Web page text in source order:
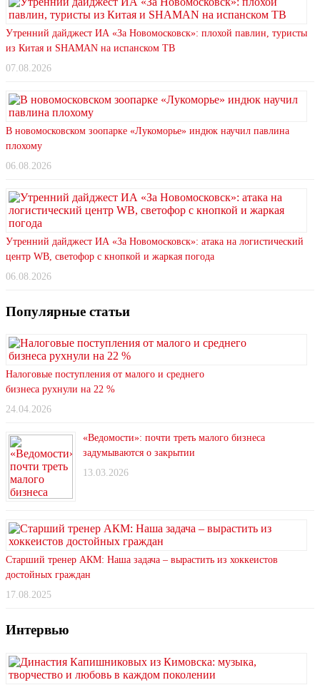
Утренний дайджест ИА «За Новомосковск»: плохой павлин, туристы
из Китая и SHAMAN на испанском ТВ
07.08.2026
В новомосковском зоопарке «Лукоморье» индюк научил павлина
плохому
06.08.2026
Утренний дайджест ИА «За Новомосковск»: атака на логистический
центр WB, светофор с кнопкой и жаркая погода
06.08.2026
Популярные статьи
Налоговые поступления от малого и среднего
бизнеса рухнули на 22 %
24.04.2026
«Ведомости»: почти треть малого бизнеса
задумываются о закрытии
13.03.2026
Старший тренер АКМ: Наша задача – вырастить из хоккеистов
достойных граждан
17.08.2025
Интервью